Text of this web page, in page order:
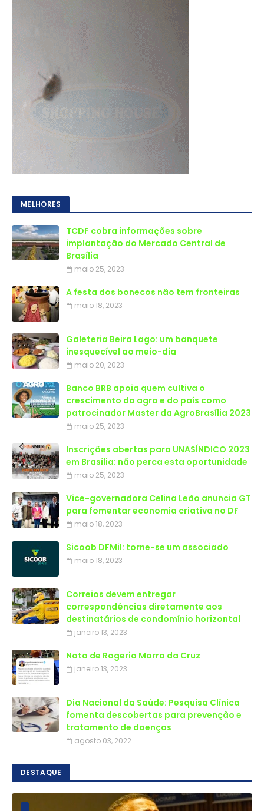
MELHORES
TCDF cobra informações sobre
implantação do Mercado Central de
Brasília
maio 25, 2023
A festa dos bonecos não tem fronteiras
maio 18, 2023
Galeteria Beira Lago: um banquete
inesquecível ao meio-dia
maio 20, 2023
Banco BRB apoia quem cultiva o
crescimento do agro e do país como
patrocinador Master da AgroBrasília 2023
maio 25, 2023
Inscrições abertas para UNASÍNDICO 2023
em Brasília: não perca esta oportunidade
maio 25, 2023
Vice-governadora Celina Leão anuncia GT
para fomentar economia criativa no DF
maio 18, 2023
Sicoob DFMil: torne-se um associado
maio 18, 2023
Correios devem entregar
correspondências diretamente aos
destinatários de condomínio horizontal
janeiro 13, 2023
Nota de Rogerio Morro da Cruz
janeiro 13, 2023
Dia Nacional da Saúde: Pesquisa Clínica
fomenta descobertas para prevenção e
tratamento de doenças
agosto 03, 2022
DESTAQUE